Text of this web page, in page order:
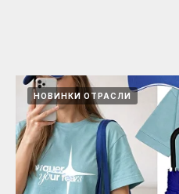
НОВИНКИ ОТРАСЛИ